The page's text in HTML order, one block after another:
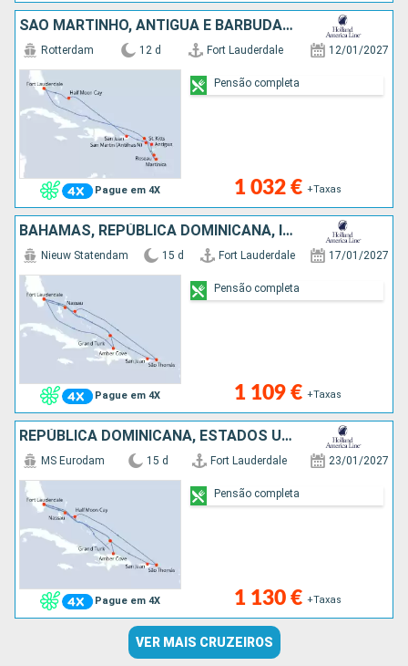
SÃO MARTINHO, ANTÍGUA E BARBUDA, DOMINICA, MARTINICA, PORTO RICO, BAHAMAS, ESTADOS UNIDOS
Pague em 4X
Rotterdam 12 d Fort Lauderdale 12/01/2027
1 032 € +Taxas
Pensão completa
BAHAMAS, REPÚBLICA DOMINICANA, ILHAS TURCAS E CAICOS, PORTO RICO, SÃO TOMÁS, ESTADOS UNIDOS
Pague em 4X
Nieuw Statendam 15 d Fort Lauderdale 17/01/2027
1 109 € +Taxas
Pensão completa
REPÚBLICA DOMINICANA, ESTADOS UNIDOS, ILHAS TURCAS E CAICOS, PORTO RICO, SÃO TOMÁS, BAHAMAS
Pague em 4X
MS Eurodam 15 d Fort Lauderdale 23/01/2027
1 130 € +Taxas
Pensão completa
VER MAIS CRUZEIROS